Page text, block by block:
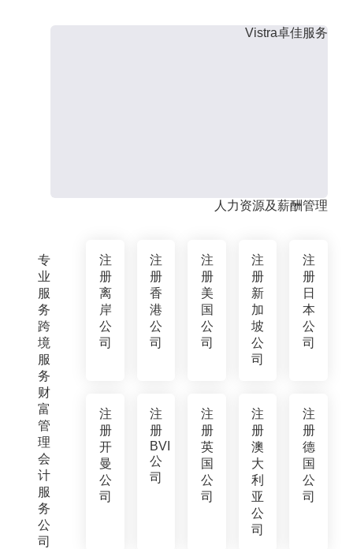
专
业
服
务
跨
境
服
务
财
富
管
理
会
计
服
务
公
司
Vistra卓佳服务
人力资源及薪酬管理
注
册
离
岸
公
司
注
册
香
港
公
司
注
册
美
国
公
司
注
册
新
加
坡
公
司
注
册
日
本
公
司
注
册
开
曼
公
司
注
册
BVI
公
司
注
册
英
国
公
司
注
册
澳
大
利
亚
公
司
注
册
德
国
公
司